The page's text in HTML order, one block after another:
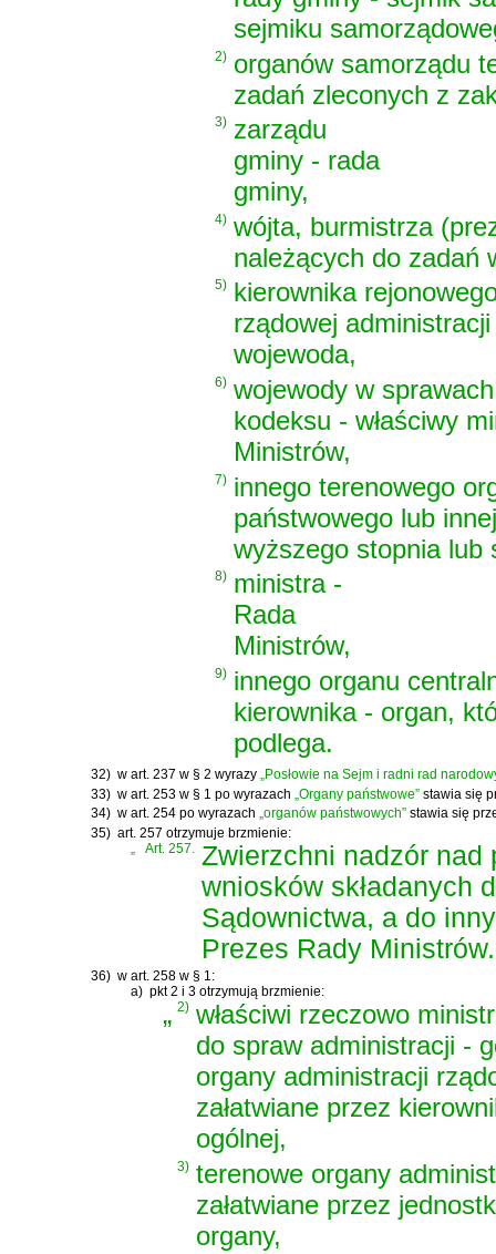
sejmiku
2) organów samorządu
zadań zleconych z
3) zarządu
gminy - rada
gminy,
4) wójta, burmistrza
należących do zadań
5) kierownika
rządowej
wojewoda,
6) wojewody w
kodeksu - właściwy
Ministrów,
7) innego terenowego
państwowego lub
wyższego stopnia lub
8) ministra -
Rada
Ministrów,
9) innego organu
kierownika - organ,
podlega.
32) w art. 237 w § 2 wyrazy „Posłowie na Sejm i radni rad
33) w art. 253 w § 1 po wyrazach „Organy państwowe” stawia się
34) w art. 254 po wyrazach „organów państwowych” stawia się
35) art. 257 otrzymuje brzmienie:
Art. 257.
Zwierzchni nadzór nad
wniosków składanych
Sądownictwa, a do
Prezes Rady Ministrów.
36) w art. 258 w § 1:
a) pkt 2 i 3 otrzymują brzmienie:
„2) właściwi rzeczowo
do spraw administracji -
organy administracji
załatwiane przez
ogólnej,
3) terenowe organy
załatwiane przez
organy,